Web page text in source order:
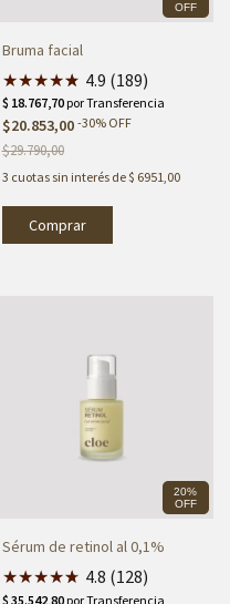
OFF
Bruma facial
★★★★★
★ 4.9 (189)
$20.853,00 -30% OFF
$29.790,00
3 cuotas sin interés de$ 6951,00
20%
OFF
Sérum de retinol al 0,1%
★★★★★
★ 4.8 (128)